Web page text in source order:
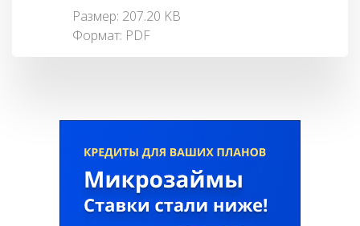
Размер: 207.20 KB
Формат: PDF